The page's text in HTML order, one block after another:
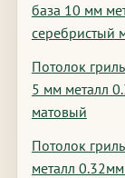
база 10 мм
серебристый
Потолок
5 мм металл
матовый
Потолок
металл